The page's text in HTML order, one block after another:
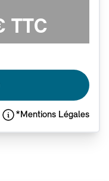
TTC
*Mentions Légales